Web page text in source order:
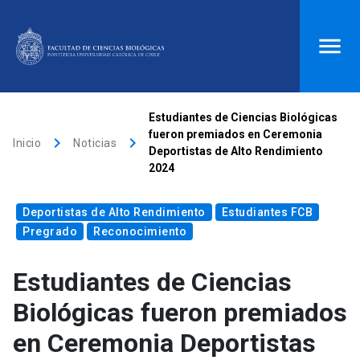
Biblioteca launch Donaciones launch
search
Quiénes somos keyboard_arrow_down
Inicio keyboard_arrow_right Noticias keyboard_arrow_right
Estudiantes de Ciencias Biológicas
fueron premiados en Ceremonia
Deportistas de Alto Rendimiento
2024
Deportistas de Alto Rendimiento
Estudiantes FCB
Pregrado
Reconocimiento
Estudiantes de Ciencias
Biológicas fueron premiados
en Ceremonia Deportistas